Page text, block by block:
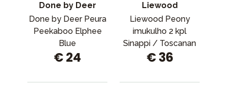
Done by Deer
Done by Deer Peura
Peekaboo Elphee
Blue
€ 24
Liewood
Liewood Peony
imukulho 2 kpl
Sinappi / Toscanan
ruusu sekoitus 1189
€ 36